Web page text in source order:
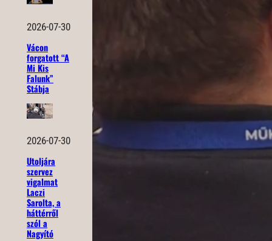
2026-07-30
Vácon
forgatott “A
Mi Kis
Falunk”
Stábja
2026-07-30
Utoljára
szervez
vigalmat
Laczi
Sarolta, a
háttérről
szól a
Nagyító